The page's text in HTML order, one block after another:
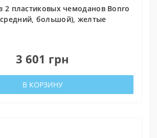
2 пластиковых чемоданов Bonro
большой), желтые
3 601 грн
В КОРЗИНУ